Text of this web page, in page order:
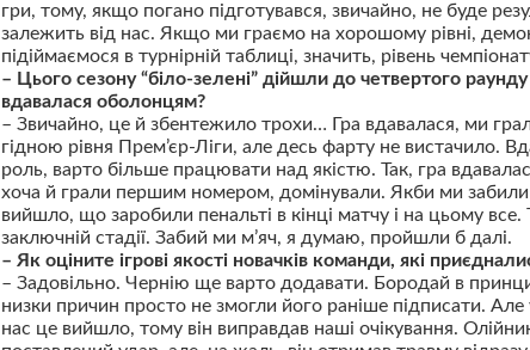
гри, тому, якщо погано підготувався, звичайно, не буде
залежить від нас. Якщо ми граємо на хорошому рівні,
підіймаємося в турнірній таблиці, значить, рівень
– Цього сезону “біло-зелені” дійшли до четвертого
вдавалася оболонцям?
– Звичайно, це й збентежило трохи… Гра вдавалася, ми
гідною рівня Прем’єр-Ліги, але десь фарту не вистачило.
роль, варто більше працювати над якістю. Так, гра
хоча й грали першим номером, домінували. Якби ми
вийшло, що заробили пенальті в кінці матчу і на цьому
заключній стадії. Забий ми м’яч, я думаю, пройшли б далі.
– Як оціните ігрові якості новачків команди, які
– Задовільно. Чернію ще варто додавати. Бородай в
низки причин просто не змогли його раніше підписати.
нас це вийшло, тому він виправдав наші очікування.